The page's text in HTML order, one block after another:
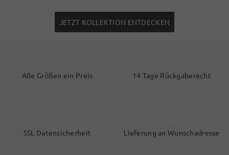
JETZT KOLLEKTION ENTDECKEN
Alle Größen ein Preis 14 Tage Rückgaberecht
SSL Datensicherheit Lieferung an Wunschadresse